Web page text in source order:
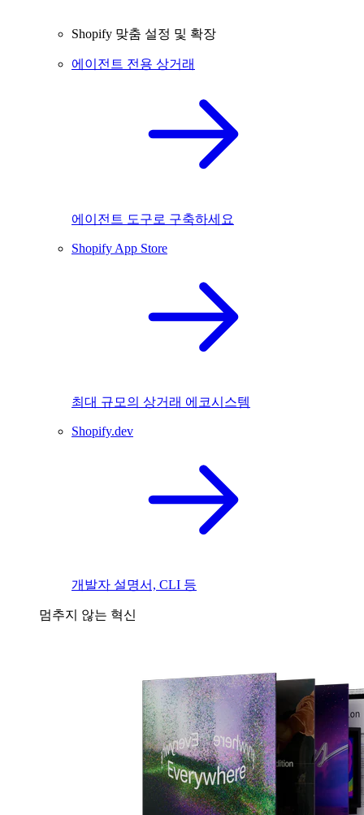
Shopify 맞춤 설정 및 확장
에이전트 전용 상거래
에이전트 도구로 구축하세요
Shopify App Store
최대 규모의 상거래 에코시스템
Shopify.dev
개발자 설명서, CLI 등
멈추지 않는 혁신